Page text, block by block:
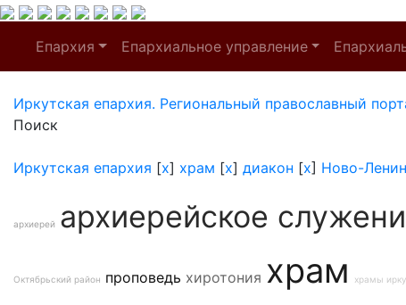
Епархия Епархиальное управление
Иркутская епархия. Региональный православный
Поиск
Иркутская епархия [x] храм [x] диакон [x] Ново-
архиерей архиерейское
Октябрьский район проповедь хиротония храм храмы